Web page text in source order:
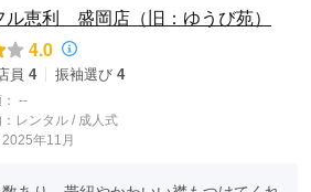
ル恵利 盛岡店（旧：ゆうび苑）
4.0
員 4 振袖選び 4
--
レンタル / 成人式
年11月